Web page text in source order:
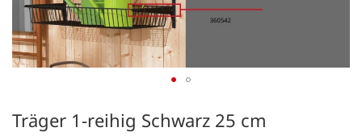
Träger 1-reihig Schwarz 25 cm